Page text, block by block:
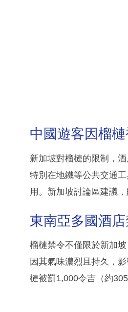
中國遊客因榴
新加坡對榴槤的限制，
特別在地鐵等公共交通
用。新加坡討論區建議
東南亞多國酒
榴槤禁令不僅限於新加
因其氣味濃烈且持久，
槤被罰1,000令吉（約